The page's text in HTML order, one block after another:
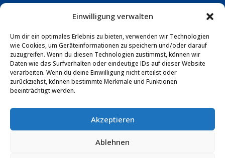
Einwilligung verwalten
Um dir ein optimales Erlebnis zu bieten, verwenden wir Technologien
wie Cookies, um Geräteinformationen zu speichern und/oder darauf
zuzugreifen. Wenn du diesen Technologien zustimmst, können wir
Daten wie das Surfverhalten oder eindeutige IDs auf dieser Website
verarbeiten. Wenn du deine Einwilligung nicht erteilst oder
zurückziehst, können bestimmte Merkmale und Funktionen
beeinträchtigt werden.
Akzeptieren
Ablehnen
Senioren
Rechtliches
Datenschutz
AGBs
Impressum
Vertrag hier kündigen